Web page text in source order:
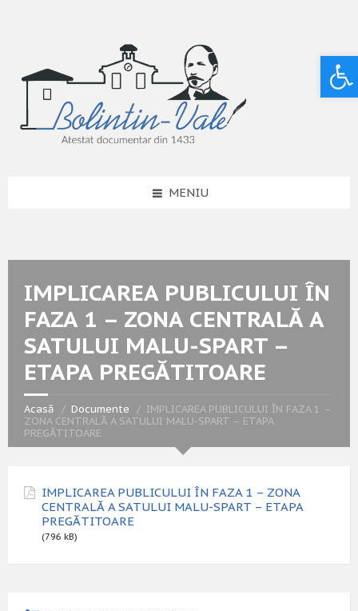
MENIU
IMPLICAREA PUBLICULUI ÎN
FAZA 1 – ZONA CENTRALĂ A
SATULUI MALU-SPART –
ETAPA PREGĂTITOARE
Acasă Documente
IMPLICAREA PUBLICULUI ÎN FAZA 1 –
ZONA CENTRALĂ A SATULUI MALU-SPART – ETAPA
PREGĂTITOARE
IMPLICAREA PUBLICULUI ÎN FAZA 1 – ZONA
CENTRALĂ A SATULUI MALU-SPART – ETAPA
PREGĂTITOARE
(796 kB)
Deschide bara de unelte